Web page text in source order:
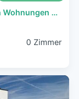
Anlegerobjekt mit zwei vermieteten Wohnungen und Gewerbeeinheit!!
0 Zimmer